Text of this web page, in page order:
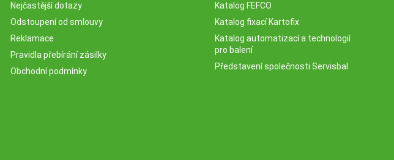
Nejčastější dotazy
Odstoupení od smlouvy
Reklamace
Pravidla přebírání zásilky
Obchodní podmínky
Katalog FEFCO
Katalog fixací Kartofix
Katalog automatizací a technologií
pro balení
Představení společnosti Servisbal